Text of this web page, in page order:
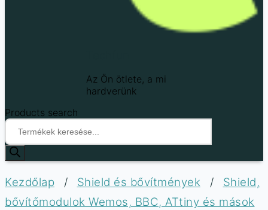
Az Ön ötlete, a mi
hardverünk
Products search
Kezdőlap / Shield és bővítmények /
Shield,
bővítőmodulok Wemos, BBC, ATtiny és mások